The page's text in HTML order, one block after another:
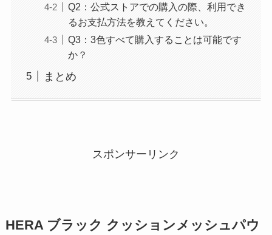
Q2：公式ストアでの購入の際、利用でき
るお支払方法を教えてください。
Q3：3色すべて購入することは可能です
か？
まとめ
スポンサーリンク
HERA ブラック クッションメッシュパウ